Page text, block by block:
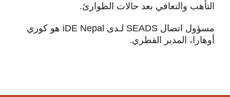
التأهب والتعافي بعد حالات الطوارئ.
مسؤول اتصال SEADS لـدى iDE Nepal هو كوري
أوهارا، المدير القطري.